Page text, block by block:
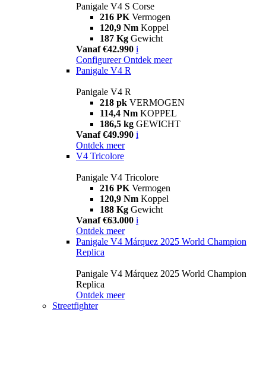
Panigale V4 S Corse
216 PK Vermogen
120,9 Nm Koppel
187 Kg Gewicht
Vanaf €42.990 i
Configureer Ontdek meer
Panigale V4 R
Panigale V4 R
218 pk VERMOGEN
114,4 Nm KOPPEL
186,5 kg GEWICHT
Vanaf €49.990 i
Ontdek meer
V4 Tricolore
Panigale V4 Tricolore
216 PK Vermogen
120,9 Nm Koppel
188 Kg Gewicht
Vanaf €63.000 i
Ontdek meer
Panigale V4 Márquez 2025 World Champion
Replica
Panigale V4 Márquez 2025 World Champion
Replica
Ontdek meer
Streetfighter